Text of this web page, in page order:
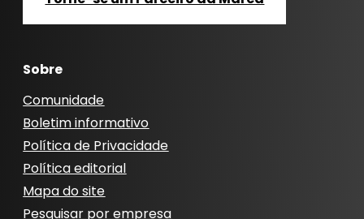
Sobre
Comunidade
Boletim informativo
Política de Privacidade
Política editorial
Mapa do site
Pesquisar por empresa